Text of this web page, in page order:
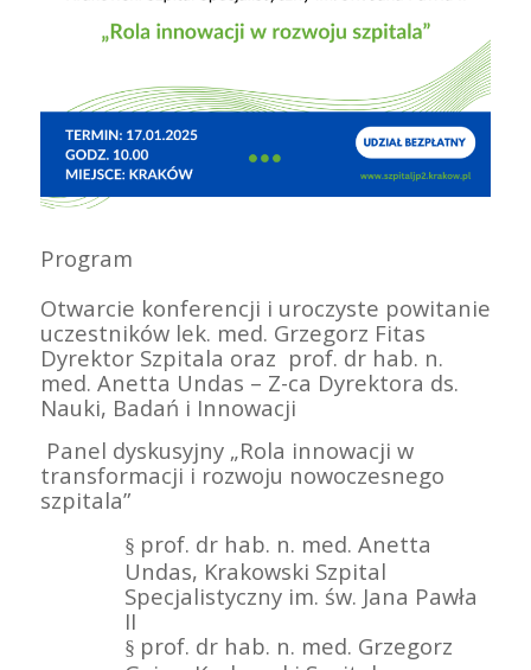
Program
Otwarcie konferencji i uroczyste powitanie
uczestników lek. med. Grzegorz Fitas
Dyrektor Szpitala oraz prof. dr hab. n.
med. Anetta Undas – Z-ca Dyrektora ds.
Nauki, Badań i Innowacji
Panel dyskusyjny „Rola innowacji w
transformacji i rozwoju nowoczesnego
szpitala”
§ prof. dr hab. n. med. Anetta
Undas, Krakowski Szpital
Specjalistyczny im. św. Jana Pawła
II
§ prof. dr hab. n. med. Grzegorz